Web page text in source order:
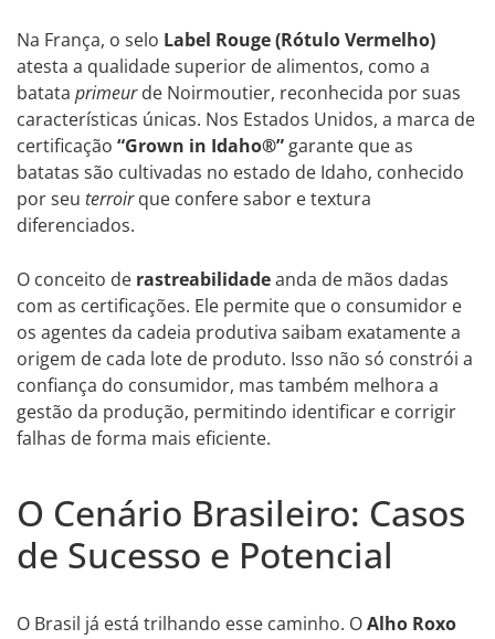
Na França, o selo Label Rouge (Rótulo Vermelho)
atesta a qualidade superior de alimentos, como a
batata primeurde Noirmoutier, reconhecida por suas
características únicas. Nos Estados Unidos, a marca de
certificação “Grown in Idaho®” garante que as
batatas são cultivadas no estado de Idaho, conhecido
por seu terroirque confere sabor e textura
diferenciados.
O conceito de rastreabilidadeanda de mãos dadas
com as certificações. Ele permite que o consumidor e
os agentes da cadeia produtiva saibam exatamente a
origem de cada lote de produto. Isso não só constrói a
confiança do consumidor, mas também melhora a
gestão da produção, permitindo identificar e corrigir
falhas de forma mais eficiente.
O Cenário Brasileiro: Casos
de Sucesso e Potencial
O Brasil já está trilhando esse caminho. OAlho Roxo